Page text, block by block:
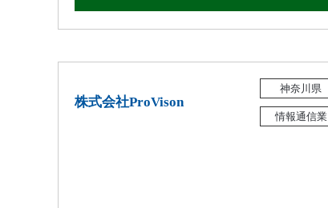
株式会社ProVison
神奈川県
情報通信業